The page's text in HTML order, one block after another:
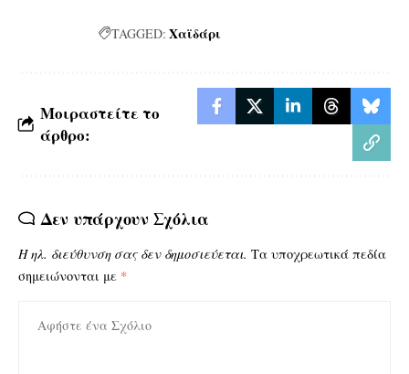
TAGGED: Χαϊδάρι
Μοιραστείτε το
άρθρο:
Δεν υπάρχουν Σχόλια
Η ηλ. διεύθυνση σας δεν δημοσιεύεται. Τα υποχρεωτικά πεδία
σημειώνονται με *